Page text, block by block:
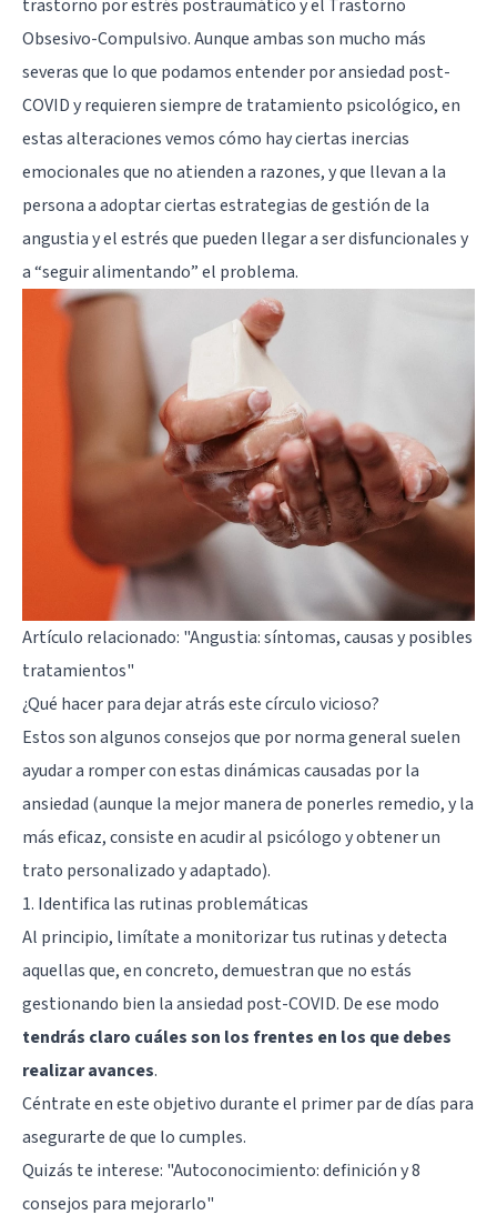
trastorno porestrés postraumáticoy el Trastorno
Obsesivo-Compulsivo. Aunque ambas son mucho más
severas que lo que podamos entender por ansiedad post-
COVID y requieren siempre de tratamiento psicológico, en
estas alteraciones vemos cómo hay ciertas inercias
emocionales que no atienden a razones, y que llevan a la
persona a adoptar ciertas estrategias de gestión de la
angustia y el estrés que pueden llegar a ser disfuncionales y
a “seguir alimentando” el problema.
Artículo relacionado: "Angustia: síntomas, causas y posibles
tratamientos"
¿Qué hacer para dejar atrás este círculo vicioso?
Estos son algunos consejos que por norma general suelen
ayudar a romper con estas dinámicas causadas por la
ansiedad (aunque la mejor manera de ponerles remedio, y la
más eficaz, consiste en acudir al psicólogo y obtener un
trato personalizado y adaptado).
1. Identifica las rutinas problemáticas
Al principio, limítate a monitorizar tus rutinas y detecta
aquellas que, en concreto, demuestran que no estás
gestionando bien la ansiedad post-COVID. De ese modo
tendrás claro cuáles son los frentes en los que debes
realizar avances.
Céntrate en este objetivo durante el primer par de días para
asegurarte de que lo cumples.
Quizás te interese: "Autoconocimiento: definición y 8
consejos para mejorarlo"